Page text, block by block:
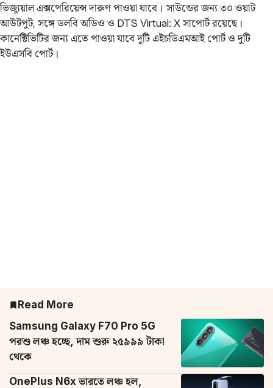
ভিজ্যুয়াল এক্সপেরিয়েন্স দারুণ পাওয়া যাবে। সাউন্ডের জন্য ৩০ ওয়াট
আউটপুট, সঙ্গে ডলবি অডিও ও DTS Virtual: X সাপোর্ট রয়েছে।
কানেক্টিভিটির জন্য এতে পাওয়া যাবে দুটি এইচডিএমআই পোর্ট ও দুটি
ইউএসবি পোর্ট।
Read More
Samsung Galaxy F70 Pro 5G
পরশু লঞ্চ হচ্ছে, দাম শুরু ২৫৯৯৯ টাকা
থেকে
OnePlus N6x ভারতে লঞ্চ হল,